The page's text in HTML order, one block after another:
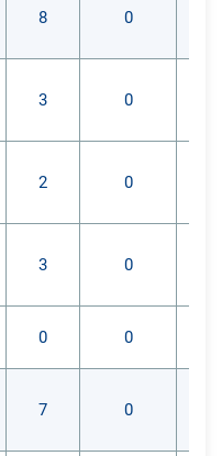
8 0
3 0
2 0
3 0
0 0
7 0